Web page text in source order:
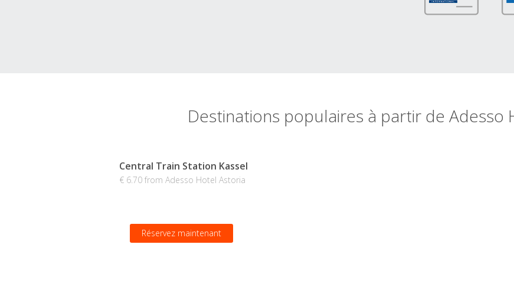
Destinations populaires à partir de Adesso
Central Train Station Kassel
€ 6.70 from Adesso Hotel Astoria
Réservez maintenant